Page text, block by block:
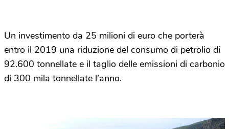
Un investimento da 25 milioni di euro che porterà
entro il 2019 una riduzione del consumo di petrolio di
92.600 tonnellate e il taglio delle emissioni di carbonio
di 300 mila tonnellate l’anno.